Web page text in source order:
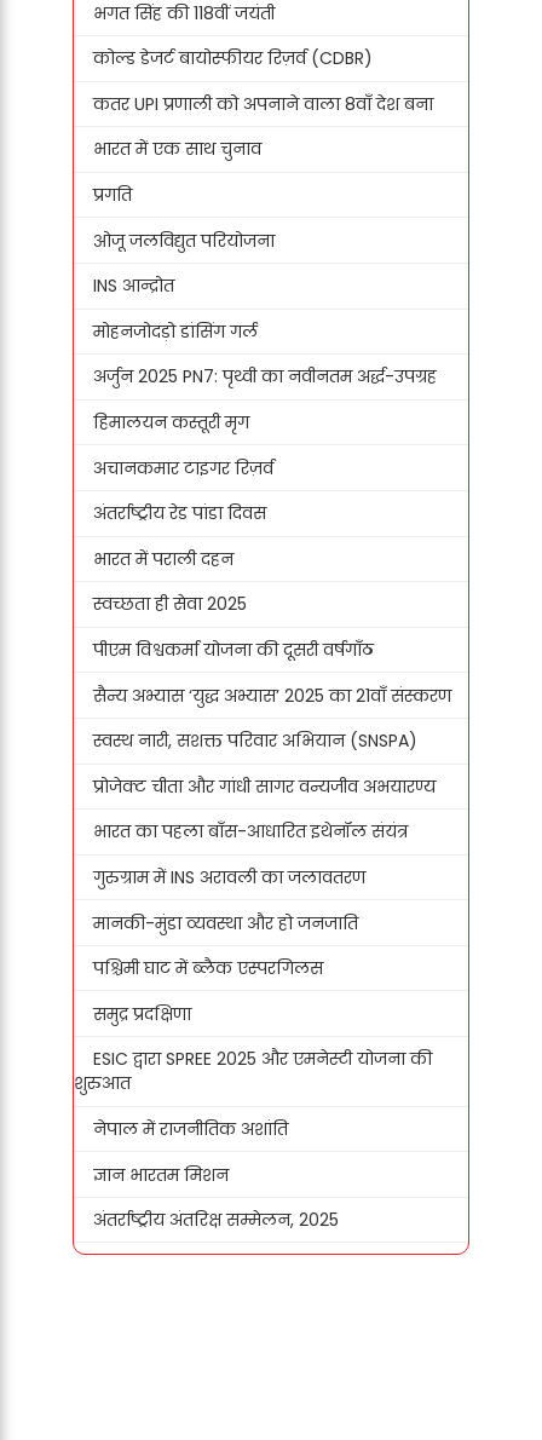
भगत सिंह की 118वीं जयंती
कोल्ड डेजर्ट बायोस्फीयर रिज़र्व (CDBR)
कतर UPI प्रणाली को अपनाने वाला 8वाँ देश बना
भारत में एक साथ चुनाव
प्रगति
ओजू जलविद्युत परियोजना
INS आन्द्रोत
मोहनजोदड़ो डांसिंग गर्ल
अर्जुन 2025 PN7: पृथ्वी का नवीनतम अर्द्ध-उपग्रह
हिमालयन कस्तूरी मृग
अचानकमार टाइगर रिज़र्व
अंतर्राष्ट्रीय रेड पांडा दिवस
भारत में पराली दहन
स्वच्छता ही सेवा 2025
पीएम विश्वकर्मा योजना की दूसरी वर्षगाँठ
सैन्य अभ्यास ‘युद्ध अभ्यास’ 2025 का 21वाँ संस्करण
स्वस्थ नारी, सशक्त परिवार अभियान (SNSPA)
प्रोजेक्ट चीता और गांधी सागर वन्यजीव अभयारण्य
भारत का पहला बाँस-आधारित इथेनॉल संयंत्र
गुरुग्राम में INS अरावली का जलावतरण
मानकी-मुंडा व्यवस्था और हो जनजाति
पश्चिमी घाट में ब्लैक एस्परगिलस
समुद्र प्रदक्षिणा
ESIC द्वारा SPREE 2025 और एमनेस्टी योजना की
शुरुआत
नेपाल में राजनीतिक अशांति
ज्ञान भारतम मिशन
अंतर्राष्ट्रीय अंतरिक्ष सम्मेलन, 2025